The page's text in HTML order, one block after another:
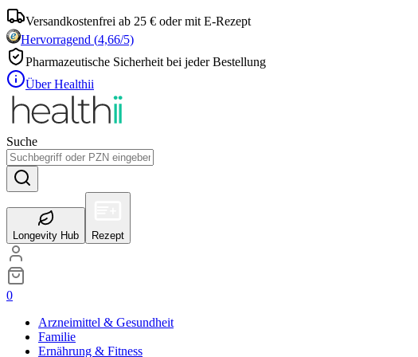
Versandkostenfrei ab 25 € oder mit E-Rezept
Hervorragend (4,66/5)
Pharmazeutische Sicherheit bei jeder Bestellung
Über Healthii
Suche
Longevity Hub Rezept
0
Arzneimittel & Gesundheit
Familie
Ernährung & Fitness